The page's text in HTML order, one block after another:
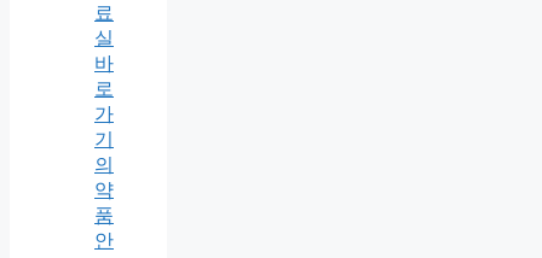
료
실
바
로
가
기
의
약
품
안